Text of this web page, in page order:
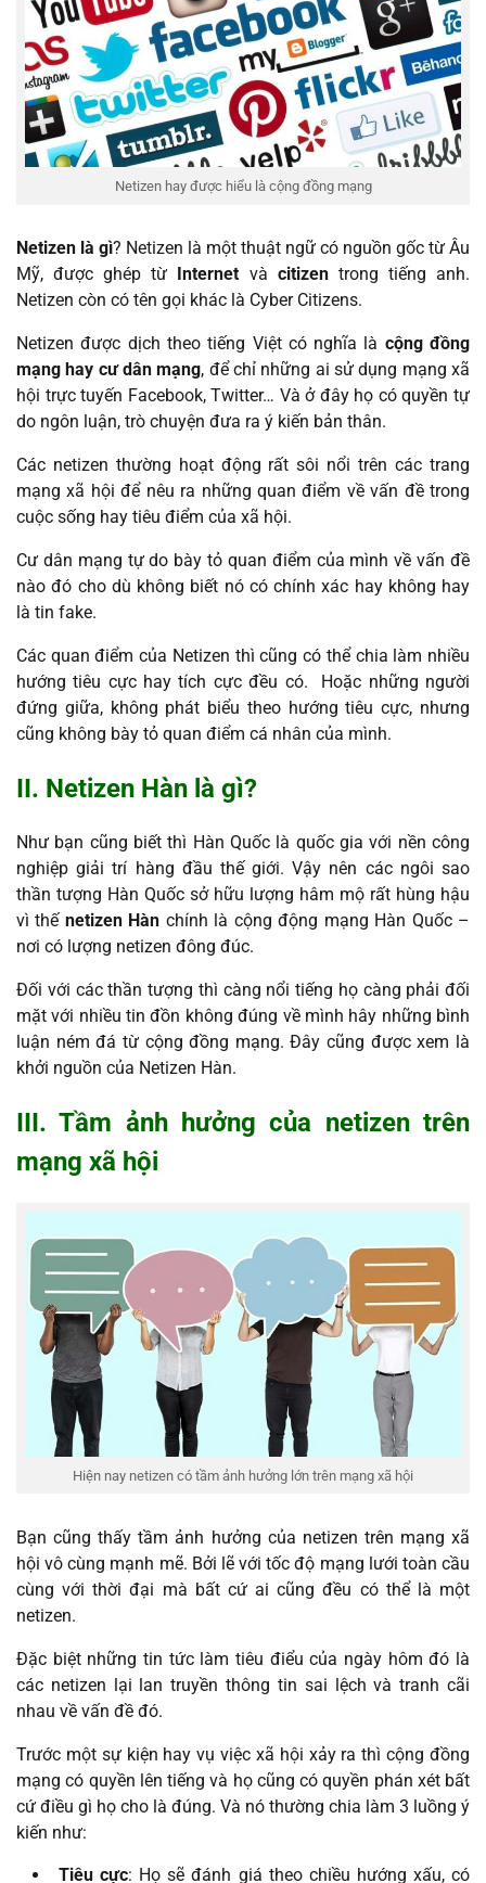
Netizen hay được hiểu là cộng đồng mạng
Netizen là gì? Netizen là một thuật ngữ có nguồn gốc từ Âu
Mỹ, được ghép từ Internet và citizentrong tiếng anh.
Netizen còn có tên gọi khác là Cyber Citizens.
Netizen được dịch theo tiếng Việt có nghĩa là cộng đồng
mạng hay cư dân mạng, để chỉ những ai sử dụng mạng xã
hội trực tuyến Facebook, Twitter… Và ở đây họ có quyền tự
do ngôn luận, trò chuyện đưa ra ý kiến bản thân.
Các netizen thường hoạt động rất sôi nổi trên các trang
mạng xã hội để nêu ra những quan điểm về vấn đề trong
cuộc sống hay tiêu điểm của xã hội.
Cư dân mạng tự do bày tỏ quan điểm của mình về vấn đề
nào đó cho dù không biết nó có chính xác hay không hay
là tin fake.
Các quan điểm của Netizen thì cũng có thể chia làm nhiều
hướng tiêu cực hay tích cực đều có. Hoặc những người
đứng giữa, không phát biểu theo hướng tiêu cực, nhưng
cũng không bày tỏ quan điểm cá nhân của mình.
II. Netizen Hàn là gì?
Như bạn cũng biết thì Hàn Quốc là quốc gia với nền công
nghiệp giải trí hàng đầu thế giới. Vậy nên các ngôi sao
thần tượng Hàn Quốc sở hữu lượng hâm mộ rất hùng hậu
vì thế netizen Hàn chính là cộng động mạng Hàn Quốc –
nơi có lượng netizen đông đúc.
Đối với các thần tượng thì càng nổi tiếng họ càng phải đối
mặt với nhiều tin đồn không đúng về mình hây những bình
luận ném đá từ cộng đồng mạng. Đây cũng được xem là
khởi nguồn của Netizen Hàn.
III. Tầm ảnh hưởng của netizen trên
mạng xã hội
Hiện nay netizen có tầm ảnh hưởng lớn trên mạng xã hội
Bạn cũng thấy tầm ảnh hưởng của netizen trên mạng xã
hội vô cùng mạnh mẽ. Bởi lẽ với tốc độ mạng lưới toàn cầu
cùng với thời đại mà bất cứ ai cũng đều có thể là một
netizen.
Đặc biệt những tin tức làm tiêu điểu của ngày hôm đó là
các netizen lại lan truyền thông tin sai lệch và tranh cãi
nhau về vấn đề đó.
Trước một sự kiện hay vụ việc xã hội xảy ra thì cộng đồng
mạng có quyền lên tiếng và họ cũng có quyền phán xét bất
cứ điều gì họ cho là đúng. Và nó thường chia làm 3 luồng ý
kiến như:
Tiêu cực: Họ sẽ đánh giá theo chiều hướng xấu, có